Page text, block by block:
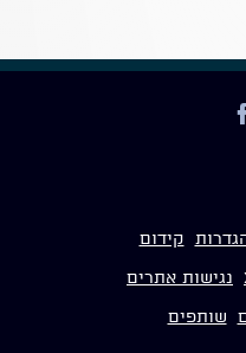
קידום
נגישות אתרים
שותפים